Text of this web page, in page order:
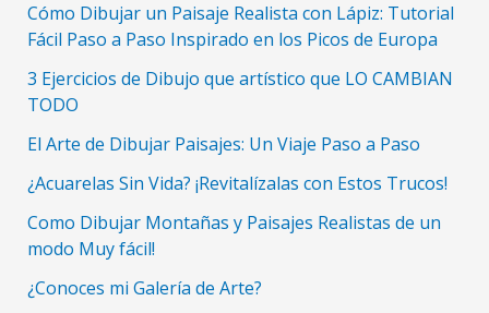
de
dibujo
realista
Cómo Dibujar un Paisaje Realista con Lápiz: Tutorial
Fácil Paso a Paso Inspirado en los Picos de Europa
3 Ejercicios de Dibujo que artístico que LO CAMBIAN
TODO
El Arte de Dibujar Paisajes: Un Viaje Paso a Paso
¿Acuarelas Sin Vida? ¡Revitalízalas con Estos Trucos!
Como Dibujar Montañas y Paisajes Realistas de un
modo Muy fácil!
¿Conoces mi Galería de Arte?